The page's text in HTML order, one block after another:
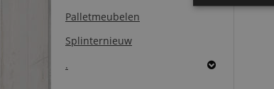
Palletmeubelen
Splinternieuw
.